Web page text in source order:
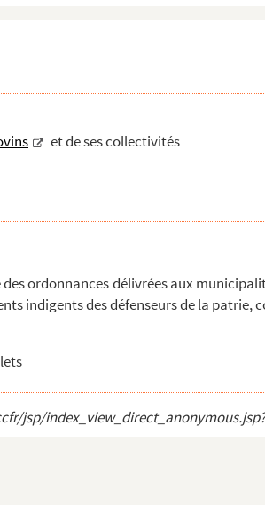
de Provins...
de la...
aux parents ...
Dontil...
et de ses collectivités
des ordonnances délivrées aux
indigents des défenseurs de la patrie,
jsp/